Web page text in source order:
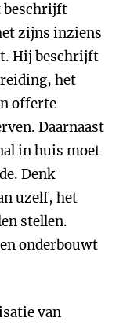
beschrijft
zijns inziens
Hij beschrijft
het
offerte
Daarnaast
in huis moet
Denk
uzelf, het
stellen.
onderbouwt
van